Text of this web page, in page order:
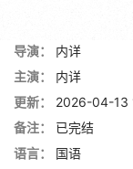
导演：
内详
主演：
内详
更新：
2026-04-13
备注：
已完结
语言：
国语